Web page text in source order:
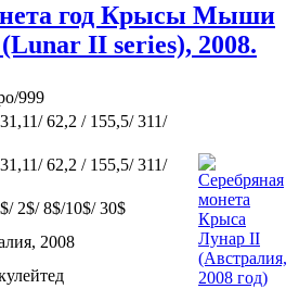
год Крысы Мыши
II series), 2008.
999
62,2 / 155,5/ 311/
62,2 / 155,5/ 311/
2$/ 8$/10$/ 30$
2008